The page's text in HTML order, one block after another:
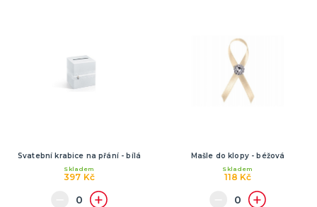
Svatební krabice na přání - bílá
397 Kč
Skladem
Mašle do klopy - béžová
118 Kč
Skladem